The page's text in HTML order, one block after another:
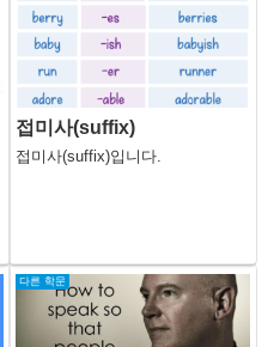
접미사(suffix)
접미사(suffix)입니다.
다른 학문